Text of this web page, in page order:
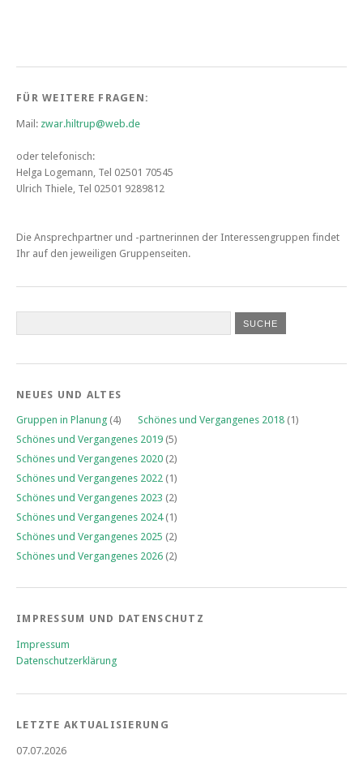
FÜR WEITERE FRAGEN:
Mail: zwar.hiltrup@web.de
oder telefonisch:
Helga Logemann, Tel 02501 70545
Ulrich Thiele, Tel 02501 9289812
Die Ansprechpartner und -partnerinnen der Interessengruppen findet
Ihr auf den jeweiligen Gruppenseiten.
NEUES UND ALTES
Gruppen in Planung (4) Schönes und Vergangenes 2018 (1)
Schönes und Vergangenes 2019 (5)
Schönes und Vergangenes 2020 (2)
Schönes und Vergangenes 2022 (1)
Schönes und Vergangenes 2023 (2)
Schönes und Vergangenes 2024(1)
Schönes und Vergangenes 2025 (2)
Schönes und Vergangenes 2026 (2)
IMPRESSUM UND DATENSCHUTZ
Impressum
Datenschutzerklärung
LETZTE AKTUALISIERUNG
07.07.2026